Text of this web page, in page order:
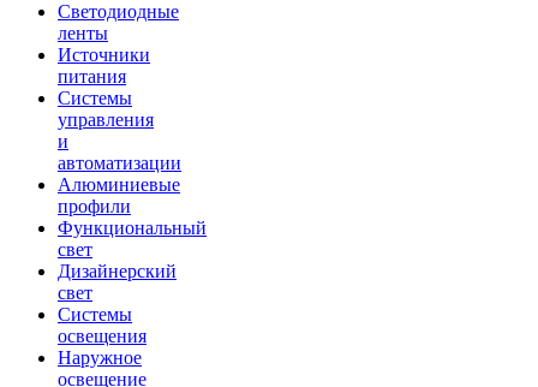
Светодиодные
ленты
Источники
питания
Системы
управления
и
автоматизации
Алюминиевые
профили
Функциональный
свет
Дизайнерский
свет
Системы
освещения
Наружное
освещение